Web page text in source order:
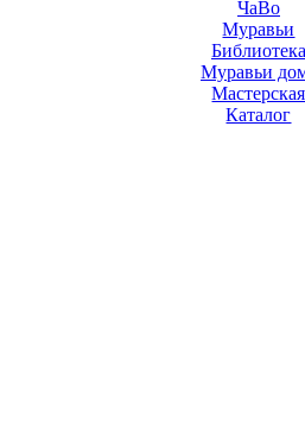
ЧаВо
Муравьи
Библиотека
Муравьи
Мастерская
Каталог